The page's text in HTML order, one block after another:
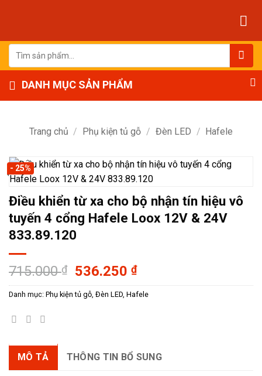
dung
Tìm
kiếm:
DANH MỤC SẢN PHẨM
Trang chủ / Phụ kiện tủ gỗ / Đèn LED / Hafele
- 25%
Điều khiển từ xa cho bộ nhận tín hiệu vô
tuyến 4 cổng Hafele Loox 12V & 24V
833.89.120
715.000₫
Giá
gốc
là:
536.250₫Giá
hiện
tại
Danh mục: Phụ kiện tủ gỗ, Đèn LED, Hafele
MÔ TẢ THÔNG TIN BỔ SUNG